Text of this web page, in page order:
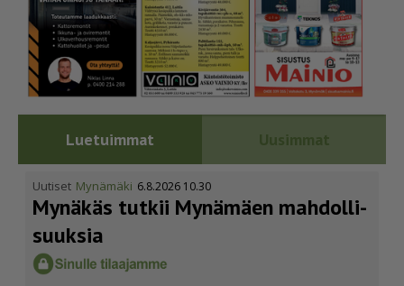
Luetuimmat Uusimmat
Uutiset Mynämäki 6.8.2026 10.30
Mynäkäs tutkii Mynämäen mahdol­li­
suuksia